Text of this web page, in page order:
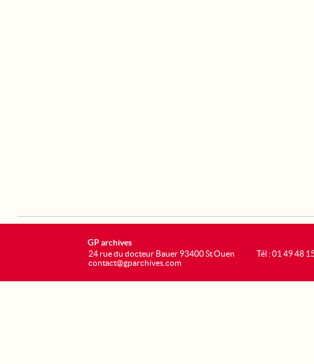
GP archives
24 rue du docteur Bauer 93400 St Ouen
contact@gparchives.com
Tél : 01 49 48